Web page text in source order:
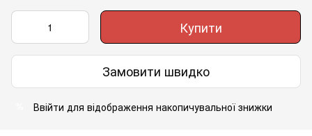
Купити
Замовити швидко
Ввійти для відображення накопичувальної знижки